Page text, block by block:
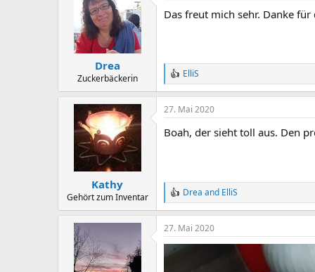
i
:
Drea
Zuckerbäckerin
Das freut mich sehr. Danke
R
e
a
c
i
:
ElliS
Kathy
Gehört zum Inventar
27. Mai 2020
Boah, der sieht toll aus. Den
R
e
a
c
t
i
Drea and ElliS
27. Mai 2020